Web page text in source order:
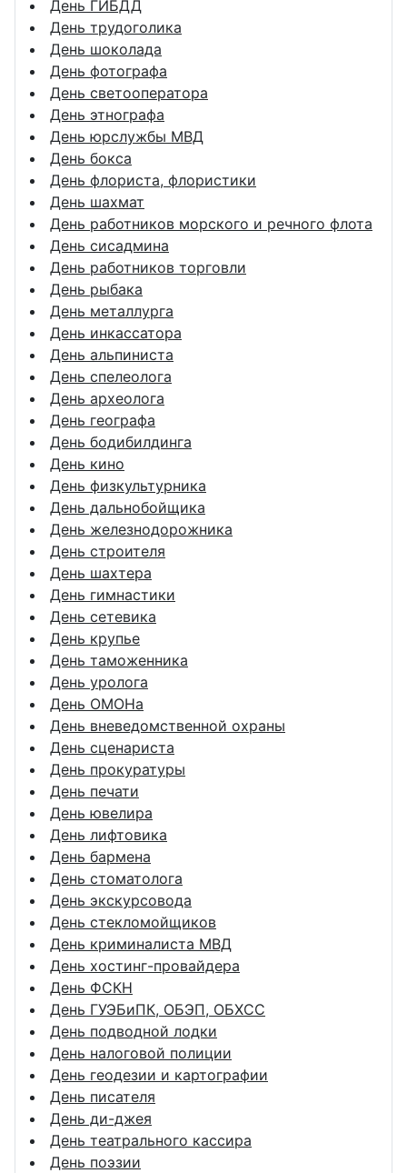
День ГИБДД
День трудоголика
День шоколада
День фотографа
День светооператора
День этнографа
День юрслужбы МВД
День бокса
День флориста, флористики
День шахмат
День работников морского и речного флота
День сисадмина
День работников торговли
День рыбака
День металлурга
День инкассатора
День альпиниста
День спелеолога
День археолога
День географа
День бодибилдинга
День кино
День физкультурника
День дальнобойщика
День железнодорожника
День строителя
День шахтера
День гимнастики
День сетевика
День крупье
День таможенника
День уролога
День ОМОНа
День вневедомственной охраны
День сценариста
День прокуратуры
День печати
День ювелира
День лифтовика
День бармена
День стоматолога
День экскурсовода
День стекломойщиков
День криминалиста МВД
День хостинг-провайдера
День ФСКН
День ГУЭБиПК, ОБЭП, ОБХСС
День подводной лодки
День налоговой полиции
День геодезии и картографии
День писателя
День ди-джея
День театрального кассира
День поэзии